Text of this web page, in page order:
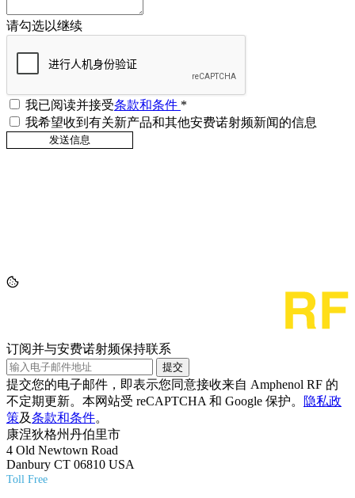
请勾选以继续
我已阅读并接受条款和条件 *
我希望收到有关新产品和其他安费诺射频新闻的信息
订阅并与安费诺射频保持联系
提交
提交您的电子邮件，即表示您同意接收来自 Amphenol RF 的
不定期更新。本网站受 reCAPTCHA 和 Google 保护。
隐私政
策及条款和条件。
康涅狄格州丹伯里市
4 Old Newtown Road
Danbury CT 06810 USA
Toll Free